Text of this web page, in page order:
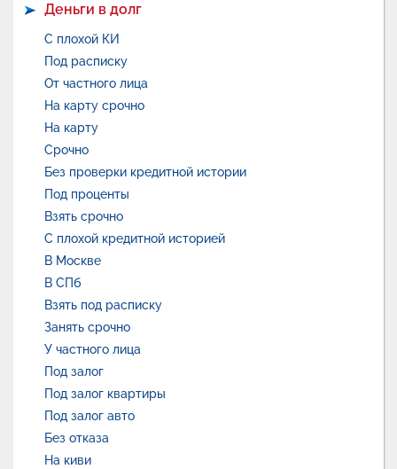
Деньги в долг
С плохой КИ
Под расписку
От частного лица
На карту срочно
На карту
Срочно
Без проверки кредитной истории
Под проценты
Взять срочно
С плохой кредитной историей
В Москве
В СПб
Взять под расписку
Занять срочно
У частного лица
Под залог
Под залог квартиры
Под залог авто
Без отказа
На киви